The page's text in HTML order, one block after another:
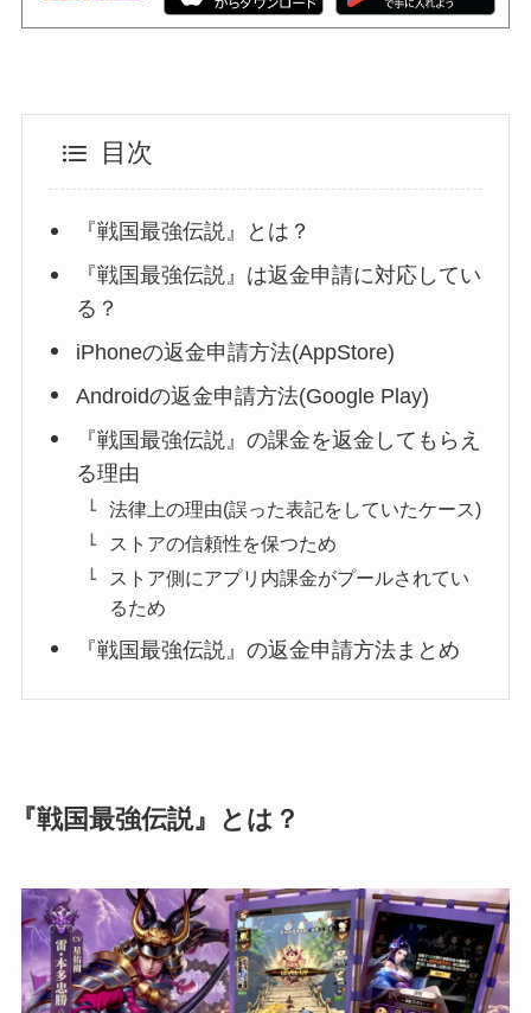
目次
『戦国最強伝説』とは？
『戦国最強伝説』は返金申請に対応してい
る？
iPhoneの返金申請方法(AppStore)
Androidの返金申請方法(Google Play)
『戦国最強伝説』の課金を返金してもらえ
る理由
法律上の理由(誤った表記をしていたケース)
ストアの信頼性を保つため
ストア側にアプリ内課金がプールされてい
るため
『戦国最強伝説』の返金申請方法まとめ
『戦国最強伝説』とは？